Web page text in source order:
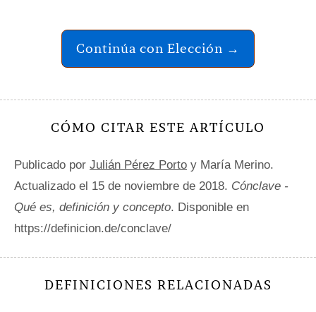
Continúa con Elección →
CÓMO CITAR ESTE ARTÍCULO
Publicado por Julián Pérez Porto y María Merino.
Actualizado el 15 de noviembre de 2018. Cónclave -
Qué es, definición y concepto. Disponible en
https://definicion.de/conclave/
DEFINICIONES RELACIONADAS